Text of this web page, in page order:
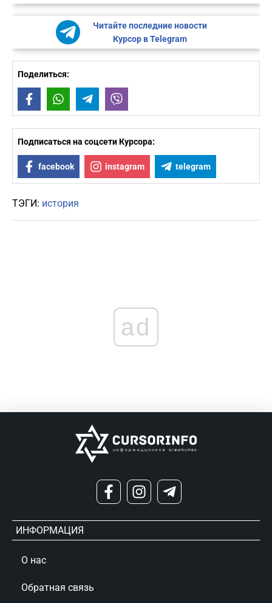
Читайте последние новости
Курсор в Telegram
Поделиться:
FacebookWhatsAppTelegram
Подписаться на соцсети Курсора:
facebook instagram telegram
ТЭГИ: история
ad
ИНФОРМАЦИЯ
О нас
Обратная связь